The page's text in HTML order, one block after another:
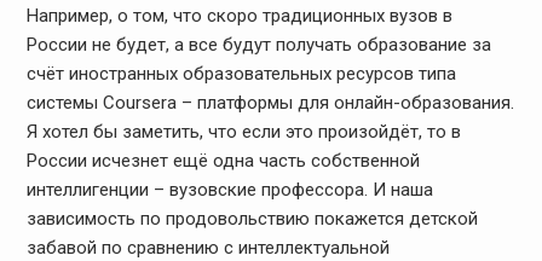
Например, о том, что скоро традиционных вузов в
России не будет, а все будут получать образование за
счёт иностранных образовательных ресурсов типа
системы Coursera – платформы для онлайн-образования.
Я хотел бы заметить, что если это произойдёт, то в
России исчезнет ещё одна часть собственной
интеллигенции – вузовские профессора. И наша
зависимость по продовольствию покажется детской
забавой по сравнению с интеллектуальной